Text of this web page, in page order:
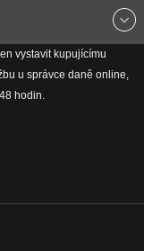
vystavit kupujícímu
u správce daně online,
hodin.